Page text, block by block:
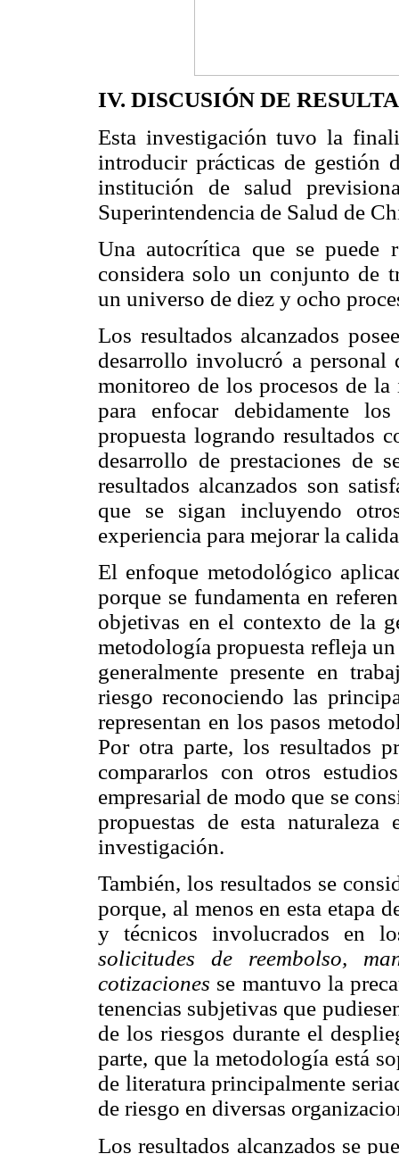
IV. DISCUSIÓN DE
Esta investigación tuvo la
introducir prácticas de gestión
institución de salud
Superintendencia de Salud de
Una autocrítica que se puede
considera solo un conjunto de
un universo de diez y ocho
Los resultados alcanzados
desarrollo involucró a
monitoreo de los procesos de
para enfocar debidamente
propuesta logrando resultados
desarrollo de prestaciones de
resultados alcanzados son
que se sigan incluyendo
experiencia para mejorar la
El enfoque metodológico
porque se fundamenta en
objetivas en el contexto de la
metodología propuesta refleja
generalmente presente en
riesgo reconociendo las
representan en los pasos
Por otra parte, los resultados
compararlos con otros
empresarial de modo que se
propuestas de esta
investigación.
También, los resultados se
porque, al menos en esta etapa
y técnicos involucrados en
solicitudes de reembolso,
cotizaciones se mantuvo la
tenencias subjetivas que
de los riesgos durante el
parte, que la metodología está
de literatura principalmente
de riesgo en diversas
Los resultados alcanzados se